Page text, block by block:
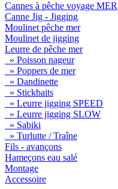
Cannes à pêche voyage MER
Canne Jig - Jigging
Moulinet pêche mer
Moulinet de jigging
Leurre de pêche mer
» Poisson nageur
» Poppers de mer
» Dandinette
» Stickbaits
» Leurre jigging SPEED
» Leurre jigging SLOW
» Sabiki
» Turlutte / Traîne
Fils - avançons
Hameçons eau salé
Montage
Accessoire